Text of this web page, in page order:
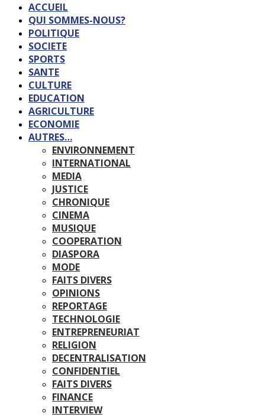
ACCUEIL
QUI SOMMES-NOUS?
POLITIQUE
SOCIETE
SPORTS
SANTE
CULTURE
EDUCATION
AGRICULTURE
ECONOMIE
AUTRES…
ENVIRONNEMENT
INTERNATIONAL
MEDIA
JUSTICE
CHRONIQUE
CINEMA
MUSIQUE
COOPERATION
DIASPORA
MODE
FAITS DIVERS
OPINIONS
REPORTAGE
TECHNOLOGIE
ENTREPRENEURIAT
RELIGION
DECENTRALISATION
CONFIDENTIEL
FAITS DIVERS
FINANCE
INTERVIEW